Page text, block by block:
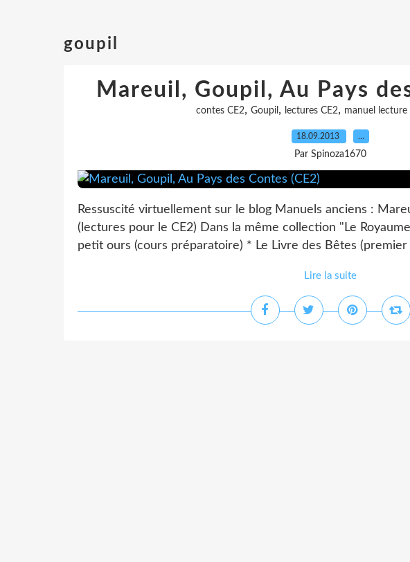
goupil
Mareuil, Goupil, Au Pays
contes CE2, Goupil, lectures CE2, manuel lecture
18.09.2013 …
Par Spinoza1670
Ressuscité virtuellement sur le blog Manuels anciens :
(lectures pour le CE2) Dans la même collection "Le
petit ours (cours préparatoire) * Le Livre des Bêtes
Lire la suite